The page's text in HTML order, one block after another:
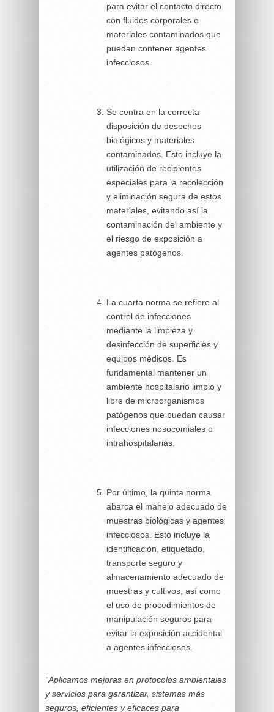
para evitar el contacto directo
con fluidos corporales o
materiales contaminados que
puedan contener agentes
infecciosos.
Se centra en la correcta
disposición de desechos
biológicos y materiales
contaminados. Esto incluye la
utilización de recipientes
especiales para la recolección
y eliminación segura de estos
materiales, evitando así la
contaminación del ambiente y
el riesgo de exposición a
agentes patógenos.
La cuarta norma se refiere al
control de infecciones
mediante la limpieza y
desinfección de superficies y
equipos médicos. Es
fundamental mantener un
ambiente hospitalario limpio y
libre de microorganismos
patógenos que puedan causar
infecciones nosocomiales o
intrahospitalarias.
Por último, la quinta norma
abarca el manejo adecuado de
muestras biológicas y agentes
infecciosos. Esto incluye la
identificación, etiquetado,
transporte seguro y
almacenamiento adecuado de
muestras y cultivos, así como
el uso de procedimientos de
manipulación seguros para
evitar la exposición accidental
a agentes infecciosos.
“Aplicamos mejoras en protocolos ambientales
y servicios para garantizar, sistemas más
seguros, eficientes y eficaces para